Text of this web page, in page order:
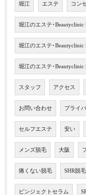
堀江 エステ コン
堀江のエステ･Beautyclinic
堀江のエステ･Beautyclinic
堀江のエステ･Beautyclinic
スタッフ アクセス
お問い合わせ プライ
セルフエステ 安い
メンズ脱毛 大阪
痛くない脱毛 SHR脱毛
ピンジェクトセラム